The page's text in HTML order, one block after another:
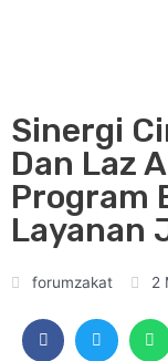
Sinergi
Dan Laz
Program
Layanan
forumzakat 2